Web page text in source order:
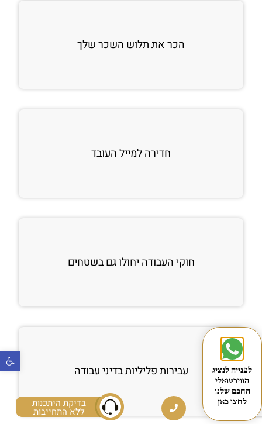
בדיקת היתכנות
ללא התחייבות
הכר את תלוש השכר שלך
חדירה למייל העובד
חוקי העבודה יחולו גם בשטחים
עבירות פליליות בדיני עבודה
לפנייה לנציג
הווירטואלי
החכם שלנו
לחצו כאן